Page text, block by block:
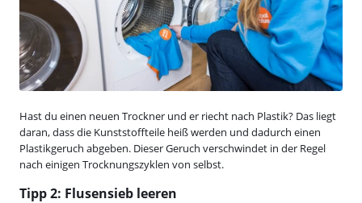
Hast du einen neuen Trockner und er riecht nach Plastik? Das liegt
daran, dass die Kunststoffteile heiß werden und dadurch einen
Plastikgeruch abgeben. Dieser Geruch verschwindet in der Regel
nach einigen Trocknungszyklen von selbst.
Tipp 2: Flusensieb leeren